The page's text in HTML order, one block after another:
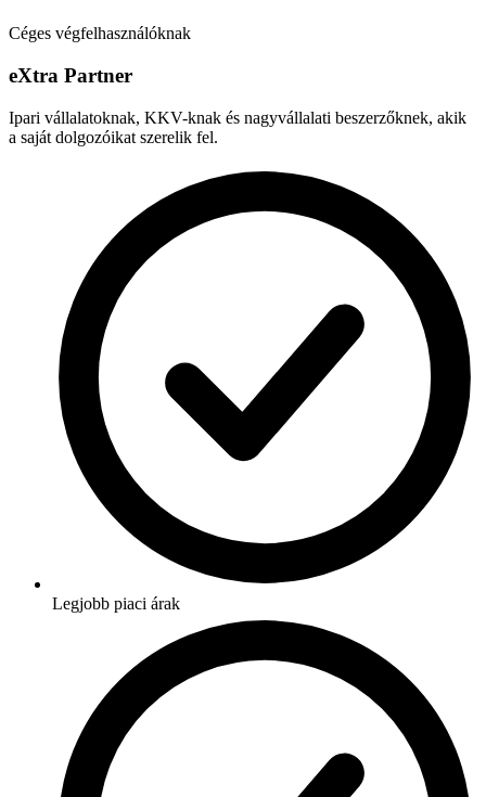
Céges végfelhasználóknak
eXtra Partner
Ipari vállalatoknak, KKV-knak és nagyvállalati beszerzőknek, akik
a saját dolgozóikat szerelik fel.
Legjobb piaci árak